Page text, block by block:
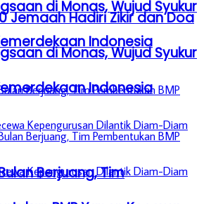
di Monas, Wujud Syukur
Indonesia
Berjuang, Tim
Jemaah Hadiri Zikir dan Doa
di Monas, Wujud Syukur
Indonesia